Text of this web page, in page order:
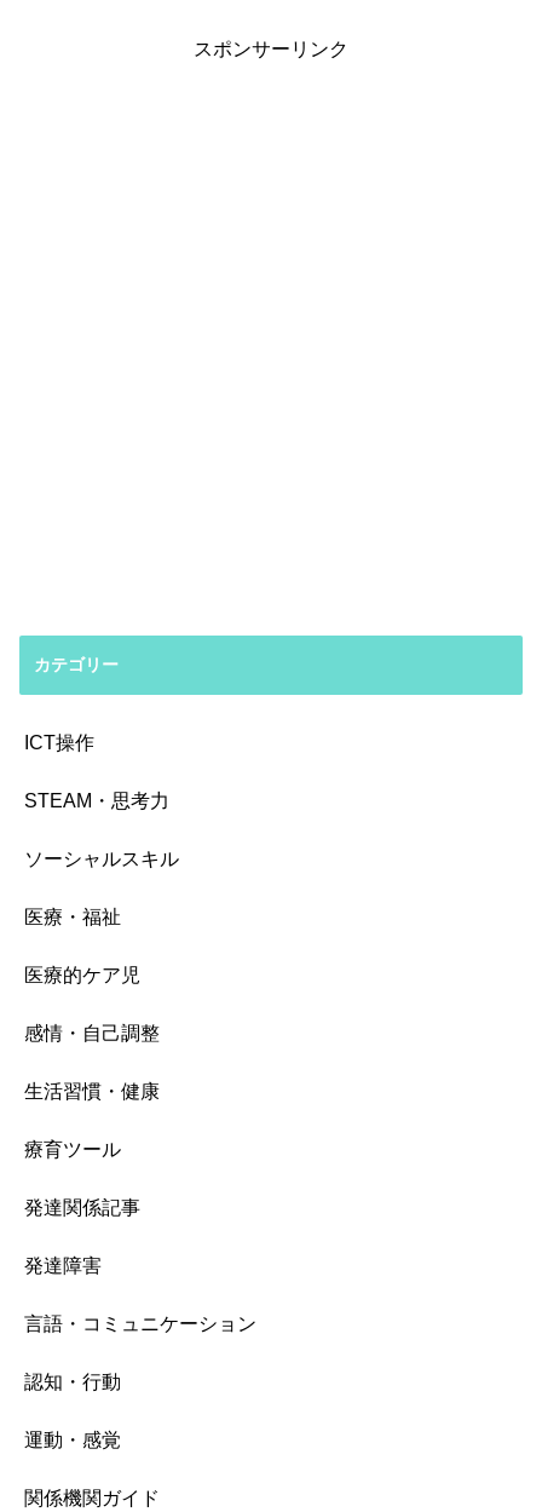
スポンサーリンク
カテゴリー
ICT操作
STEAM・思考力
ソーシャルスキル
医療・福祉
医療的ケア児
感情・自己調整
生活習慣・健康
療育ツール
発達関係記事
発達障害
言語・コミュニケーション
認知・行動
運動・感覚
関係機関ガイド